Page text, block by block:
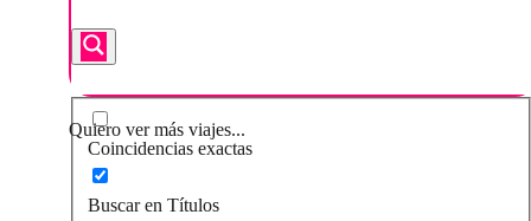
Quiero ver más viajes...
Coincidencias exactas
Buscar en Títulos